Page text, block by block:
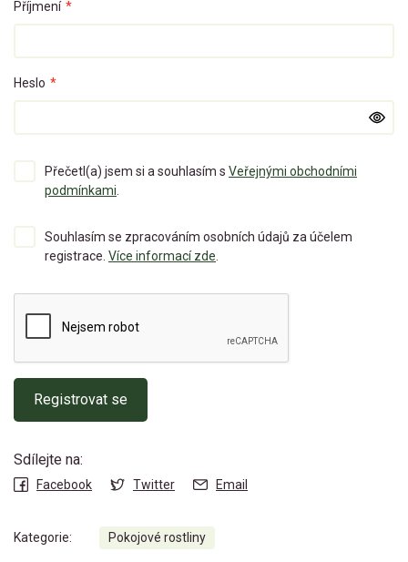
Příjmení *
Heslo *
Přečetl(a) jsem si a souhlasím s Veřejnými obchodními
podmínkami
Souhlasím se zpracováním osobních údajů za účelem
registrace. Více informací zde
Registrovat se
Sdílejte na:
Facebook Twitter Email
Kategorie: Pokojové rostliny